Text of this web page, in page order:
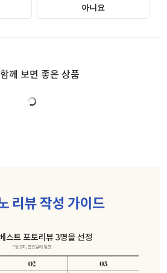
함께 보면 좋은 상품